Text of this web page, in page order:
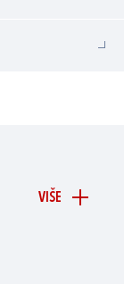
VIŠE